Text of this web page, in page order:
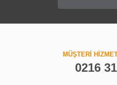
MÜŞTERİ
0216